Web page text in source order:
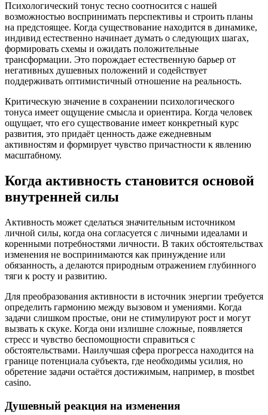
Психологический тонус тесно соотносится с нашей
возможностью воспринимать перспективы и строить планы
на предстоящее. Когда существование находится в динамике,
индивид естественно начинает думать о следующих шагах,
формировать схемы и ожидать положительные
трансформации. Это порождает естественную барьер от
негативных душевных положений и содействует
поддерживать оптимистичный отношение на реальность.
Критическую значение в сохранении психологического
тонуса имеет ощущение смысла и ориентира. Когда человек
ощущает, что его существование имеет конкретный курс
развития, это придаёт ценность даже ежедневным
активностям и формирует чувство причастности к явлению
масштабному.
Когда активность становится основой
внутренней силы
Активность может сделаться значительным источником
личной силы, когда она согласуется с личными идеалами и
коренными потребностями личности. В таких обстоятельствах
изменения не воспринимаются как принуждение или
обязанность, а делаются природным отражением глубинного
тяги к росту и развитию.
Для преобразования активности в источник энергии требуется
определить гармонию между вызовом и умениями. Когда
задачи слишком простые, они не стимулируют рост и могут
вызвать к скуке. Когда они излишне сложные, появляется
стресс и чувство беспомощности справиться с
обстоятельствами. Наилучшая сфера прогресса находится на
границе потенциала субъекта, где необходимы усилия, но
обретение задачи остаётся достижимым, например, в mostbet
casino.
Душевный реакция на изменения